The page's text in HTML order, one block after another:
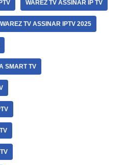
WAREZ TV ASSINAR IP TV
WAREZ TV ASSINAR IPTV 2025
SMART TV